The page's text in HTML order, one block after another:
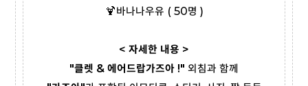
🍹바나나우유 ( 50명 )
< 자세한 내용 >
"클렛 & 에어드랍가즈아 !" 외침과 함께